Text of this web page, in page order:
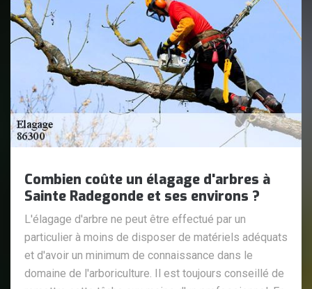
Combien coûte un élagage d'arbres à
Sainte Radegonde et ses environs ?
L'élagage d'arbre ne peut être effectué par un
particulier à moins de disposer de matériels adéquats
et d'avoir un minimum de connaissance dans le
domaine de l'arboriculture. Il est toujours conseillé de